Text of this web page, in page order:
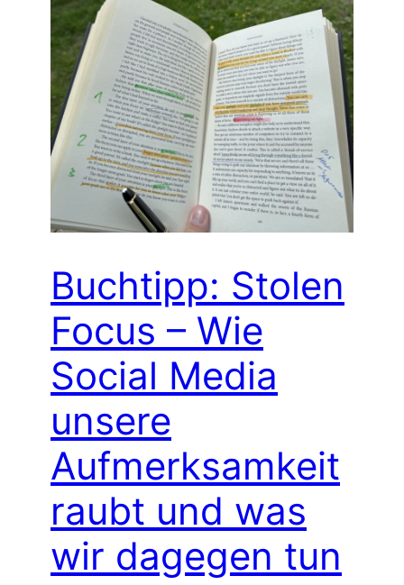
Buchtipp: Stolen
Focus – Wie
Social Media
unsere
Aufmerksamkeit
raubt und was
wir dagegen tun